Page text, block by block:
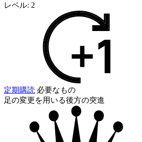
レベル: 2
定期購読 必要なもの
足の変更を用いる後方の突進